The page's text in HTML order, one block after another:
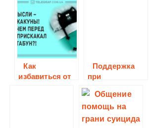
Как
избавиться от
Поддержка
при
суицидальных
мыслях и
отчаянии